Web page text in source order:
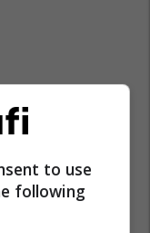
to use
following